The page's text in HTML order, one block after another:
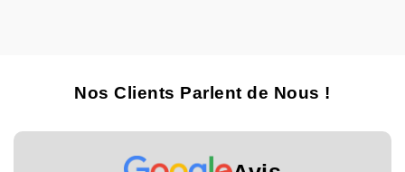
Nos Clients Parlent de Nous !